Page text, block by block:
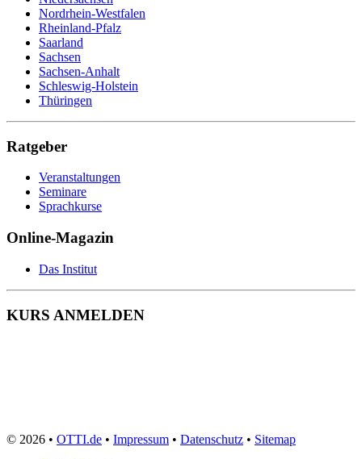
Nordrhein-Westfalen
Rheinland-Pfalz
Saarland
Sachsen
Sachsen-Anhalt
Schleswig-Holstein
Thüringen
Ratgeber
Veranstaltungen
Seminare
Sprachkurse
Online-Magazin
Das Institut
KURS ANMELDEN
© 2026 • OTTI.de • Impressum • Datenschutz • Sitemap